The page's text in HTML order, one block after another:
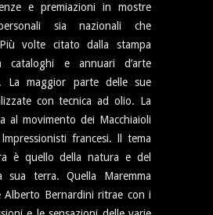
e premiazioni in mostre
sia nazionali che
volte citato dalla stampa
cataloghi e annuari d’arte
La maggior parte delle sue
con tecnica ad olio. La
al movimento dei Macchiaioli
francesi. ll tema
è quello della natura e del
sua terra. Quella Maremma
Alberto Bernardini ritrae con i